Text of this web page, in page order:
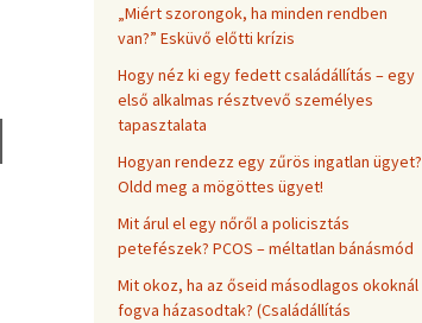
„Miért szorongok, ha minden rendben
van?” Esküvő előtti krízis
Hogy néz ki egy fedett családállítás – egy
első alkalmas résztvevő személyes
tapasztalata
Hogyan rendezz egy zűrös ingatlan ügyet?
Oldd meg a mögöttes ügyet!
Mit árul el egy nőről a policisztás
petefészek? PCOS – méltatlan bánásmód
Mit okoz, ha az őseid másodlagos okoknál
fogva házasodtak? (Családállítás